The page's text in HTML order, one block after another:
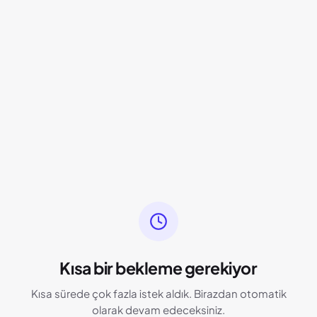
Kısa bir bekleme gerekiyor
Kısa sürede çok fazla istek aldık. Birazdan otomatik
olarak devam edeceksiniz.